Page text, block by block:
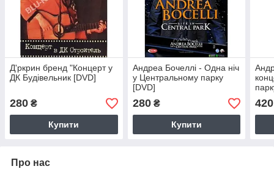
Д'ркрин бренд "Концерт у
ДК Будівельник [DVD]
280 ₴
Купити
Андреа Бочеллі - Одна ніч
у Центральному парку
[DVD]
280₴
Купити
420
Про нас